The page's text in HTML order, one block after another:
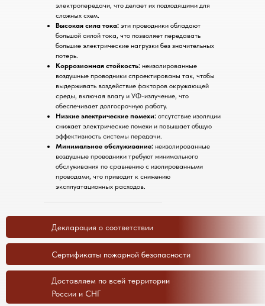
электропередачи, что делает их подходящими для
сложных схем.
Высокая сила тока: эти проводники обладают
большой силой тока, что позволяет передавать
большие электрические нагрузки без значительных
потерь.
Коррозионная стойкость: неизолированные
воздушные проводники спроектированы так, чтобы
выдерживать воздействие факторов окружающей
среды, включая влагу и УФ-излучение, что
обеспечивает долгосрочную работу.
Низкие электрические помехи: отсутствие изоляции
снижает электрические помехи и повышает общую
эффективность системы передачи.
Минимальное обслуживание: неизолированные
воздушные проводники требуют минимального
обслуживания по сравнению с изолированными
проводами, что приводит к снижению
эксплуатационных расходов.
Доставляем по всей территории
России и СНГ
Сертификаты пожарной безопасности
Декларация о соответствии